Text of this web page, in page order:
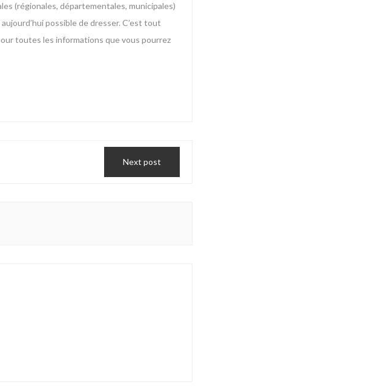
(régionales, départementales, municipales)
possible de dresser. C’est tout
toutes les informations que vous pourrez
Next post